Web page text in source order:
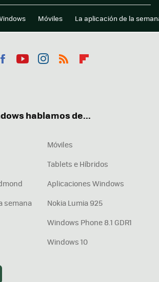
Móviles La aplicación de la
hablamos de...
Móviles
Tablets e Híbridos
Aplicaciones Windows
semana
Nokia Lumia 925
Windows Phone 8.1 GDR1
Windows 10